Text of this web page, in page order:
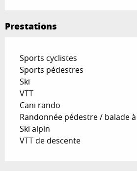
Prestations
Sports cyclistes
Sports pédestres
Ski
VTT
Cani rando
Randonnée pédestre / balade
Ski alpin
VTT de descente